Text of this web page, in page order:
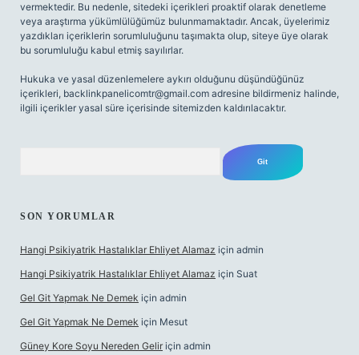
vermektedir. Bu nedenle, sitedeki içerikleri proaktif olarak denetleme
veya araştırma yükümlülüğümüz bulunmamaktadır. Ancak, üyelerimiz
yazdıkları içeriklerin sorumluluğunu taşımakta olup, siteye üye olarak
bu sorumluluğu kabul etmiş sayılırlar.
Hukuka ve yasal düzenlemelere aykırı olduğunu düşündüğünüz
içerikleri, backlinkpanelicomtr@gmail.com adresine bildirmeniz halinde,
ilgili içerikler yasal süre içerisinde sitemizden kaldırılacaktır.
SON YORUMLAR
Hangi Psikiyatrik Hastalıklar Ehliyet Alamaz için admin
Hangi Psikiyatrik Hastalıklar Ehliyet Alamaz için Suat
Gel Git Yapmak Ne Demek için admin
Gel Git Yapmak Ne Demek için Mesut
Güney Kore Soyu Nereden Gelir için admin